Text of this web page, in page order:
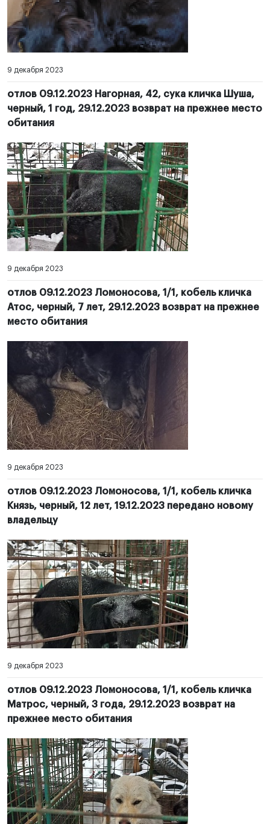
9 декабря 2023
отлов 09.12.2023 Нагорная, 42, сука кличка Шуша,
черный, 1 год, 29.12.2023 возврат на прежнее место
обитания
9 декабря 2023
отлов 09.12.2023 Ломоносова, 1/1, кобель кличка
Атос, черный, 7 лет, 29.12.2023 возврат на прежнее
место обитания
9 декабря 2023
отлов 09.12.2023 Ломоносова, 1/1, кобель кличка
Князь, черный, 12 лет, 19.12.2023 передано новому
владельцу
9 декабря 2023
отлов 09.12.2023 Ломоносова, 1/1, кобель кличка
Матрос, черный, 3 года, 29.12.2023 возврат на
прежнее место обитания